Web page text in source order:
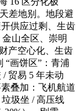
差地别。地段避
供应过剩、生齿
山全区、崇明
产空心化、生齿
“画饼区”：青浦
贸易 5 年未动
叠加：飞机航道
垃圾坐 / 高压线